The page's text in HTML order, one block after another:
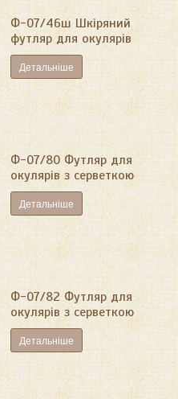
Ф-07/46ш Шкіряний
футляр для окулярів
Детальніше
Ф-07/80 Футляр для
окулярів з серветкою
Детальніше
Ф-07/82 Футляр для
окулярів з серветкою
Детальніше